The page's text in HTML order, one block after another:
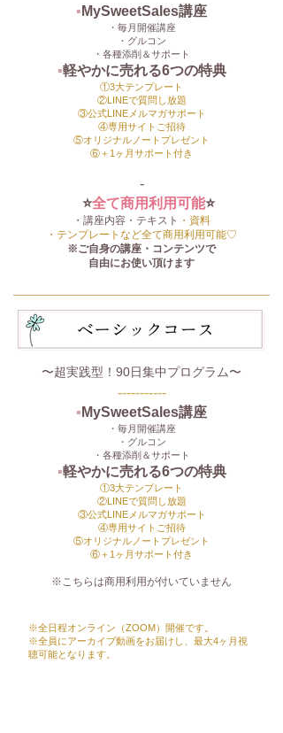
▪️ MySweetSales講座
・毎月開催講座
・グルコン
・各種添削＆サポート
▪️軽やかに売れる6つの特典
①3大テンプレート
②LINEで質問し放題
③公式LINEメルマガサポート
④専用サイトご招待
⑤オリジナルノートプレゼント
​⑥＋1ヶ月サポート付き
-
⭐️全て商用利用可能⭐️
・講座内容・テキスト ・資料
・テンプレートなど全て商用利用可能♡
※ご自身の講座・コンテンツで
自由にお使い頂けます
〜超実践型！90日集中プログラム〜
-----------
▪️ MySweetSales講座
・毎月開催講座
・グルコン
・各種添削＆サポート
▪️軽やかに売れる6つの特典
①3大テンプレート
②LINEで質問し放題
③公式LINEメルマガサポート
④専用サイトご招待
⑤オリジナルノートプレゼント
​⑥＋1ヶ月サポート付き
※こちらは商用利用が付いていません
※全日程オンライン（ZOOM）開催です。
※全員にアーカイブ動画をお届けし、最大4ヶ月視
聴可能となります。